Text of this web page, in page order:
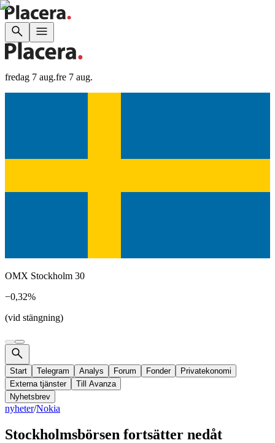
fredag 7 aug.fre 7 aug.
OMX Stockholm 30
−0,32%
(vid stängning)
Start Telegram Analys Forum Fonder
Privatekonomi
Externa tjänster
Till Avanza
Nyhetsbrev
nyheter/Nokia
Stockholmsbörsen fortsätter nedåt